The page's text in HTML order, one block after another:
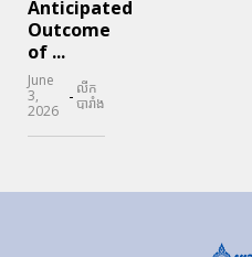
Anticipated
Outcome
of ...
June
3,
2026
- លីក
បារាំង